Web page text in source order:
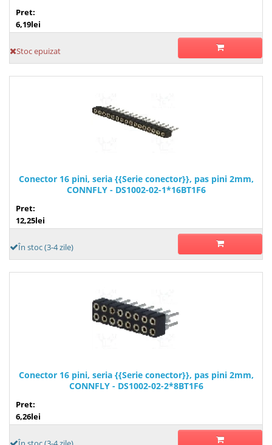
Pret:
6,19lei
Stoc epuizat
Conector 16 pini, seria {{Serie conector}}, pas pini 2mm,
CONNFLY - DS1002-02-1*16BT1F6
Pret:
12,25lei
În stoc (3-4 zile)
Conector 16 pini, seria {{Serie conector}}, pas pini 2mm,
CONNFLY - DS1002-02-2*8BT1F6
Pret:
6,26lei